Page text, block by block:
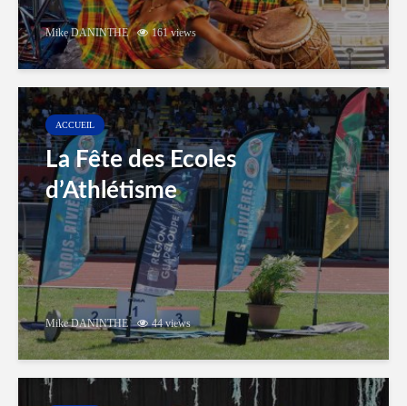
Mike DANINTHE 161 views
ACCUEIL
La Fête des Ecoles
d’Athlétisme
Mike DANINTHE 44 views